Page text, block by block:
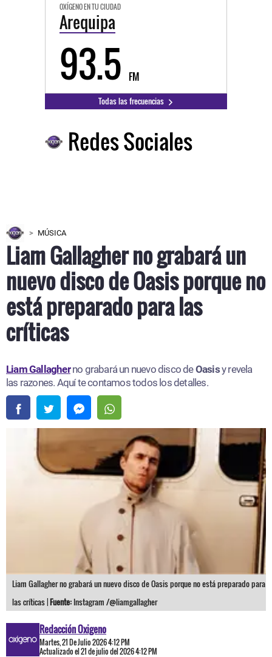
OXÍGENO EN TU CIUDAD
Arequipa
93.5 FM
Todas las frecuencias
Redes Sociales
MÚSICA
Liam Gallagher no grabará un
nuevo disco de Oasis porque no
está preparado para las
críticas
Liam Gallagherno grabará un nuevo disco deOasisy revela
las razones. Aquí te contamos todos los detalles.
Liam Gallagher no grabará un nuevo disco de Oasis porque no está preparado para
las críticas |Fuente: Instagram /@liamgallagher
Redacción Oxigeno
Martes, 21 De Julio 2026 4:12 PM
Actualizado el 21 de julio del 2026 4:12 PM